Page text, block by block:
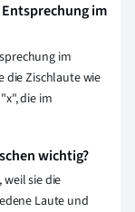
im
im
die Zischlaute wie
die im
wichtig?
sie die
Laute und